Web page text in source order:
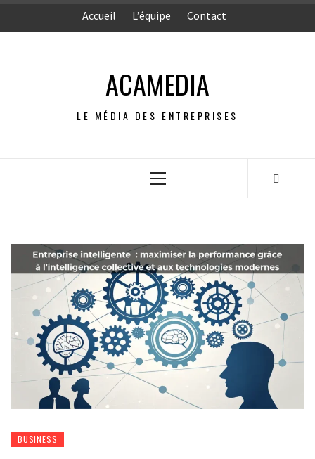
Accueil L’équipe Contact
ACAMEDIA
LE MÉDIA DES ENTREPRISES
Menu
BUSINESS